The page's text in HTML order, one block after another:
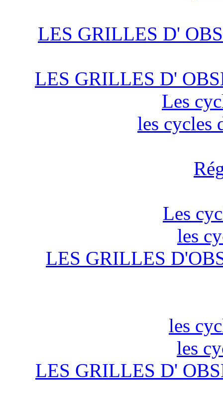
LES GRILLES D'
LES GRILLES D'
Les
les cycles
Les
les
LES GRILLES
les
les
LES GRILLES D'